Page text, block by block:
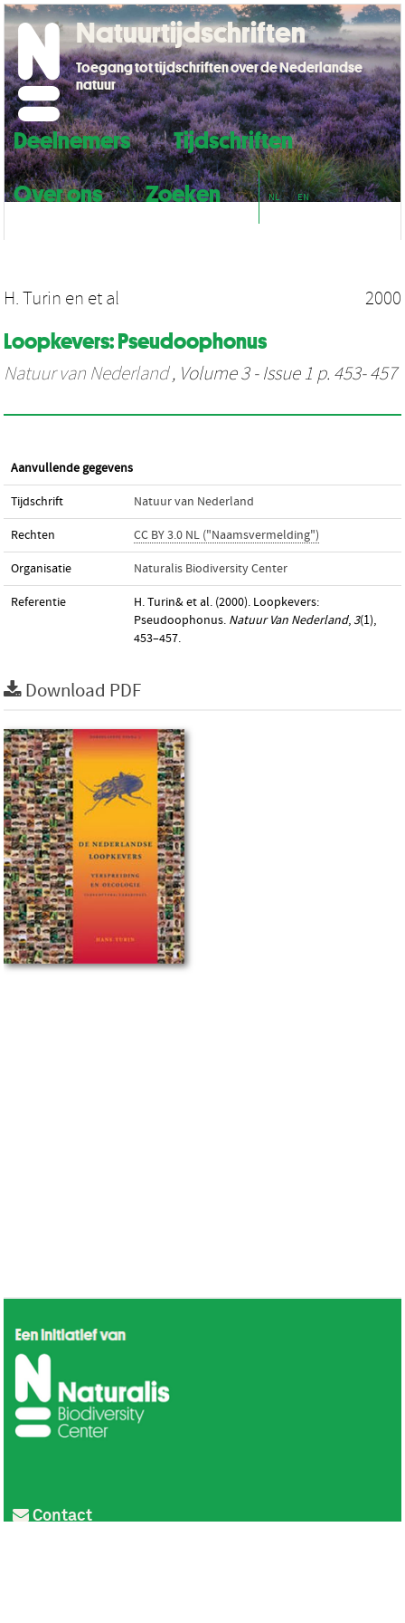
Deelnemers
Tijdschriften
Over ons
Zoeken NL EN
Natuurtijdschriften
Toegang tot tijdschriften over de Nederlandse
natuur
H. Turin en et al 2000
Loopkevers: Pseudoophonus
Natuur van Nederland, Volume 3 - Issue 1 p. 453- 457
Aanvullende gegevens
Tijdschrift Natuur van Nederland
Rechten CC BY 3.0 NL ("Naamsvermelding")
Organisatie Naturalis Biodiversity Center
Referentie
H. Turin& et al. (2000). Loopkevers:
Pseudoophonus. Natuur Van Nederland, 3(1),
453–457.
Download PDF
Contact